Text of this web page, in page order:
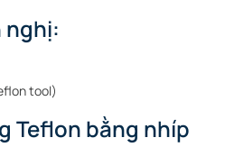
nghị:
tool)
Teflon bằng nhíp